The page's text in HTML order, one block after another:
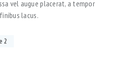
vel augue placerat, a tempor
lacus.
2